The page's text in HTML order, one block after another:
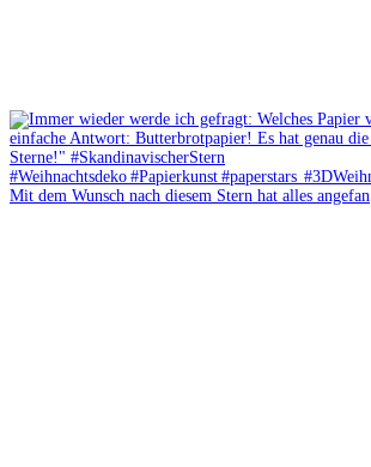
Mit dem Wunsch nach diesem Stern hat alles angefan